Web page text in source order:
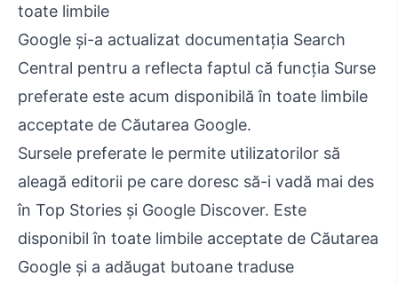
toate limbile
Google și-a actualizat documentația Search
Central pentru a reflecta faptul că funcția Surse
preferate este acum disponibilă în toate limbile
acceptate de Căutarea Google.
Sursele preferate le permite utilizatorilor să
aleagă editorii pe care doresc să-i vadă mai des
în Top Stories și Google Discover. Este
disponibil în toate limbile acceptate de Căutarea
Google și a adăugat butoane traduse